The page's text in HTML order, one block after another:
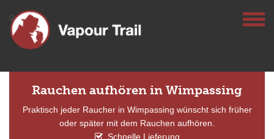
Rauchen aufhören in Wimpassing
Praktisch jeder Raucher in Wimpassing wünscht sich früher
oder später mit dem Rauchen aufhören.
Schnelle Lieferung